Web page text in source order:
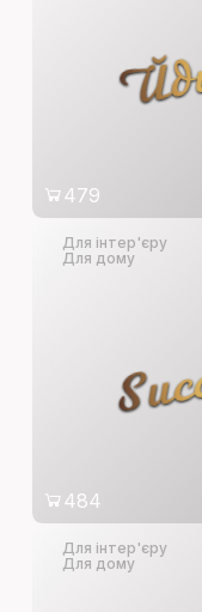
479
Для інтер'єру
Для дому
484
Для інтер'єру
Для дому